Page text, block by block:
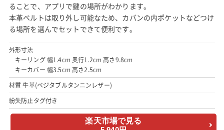
ることで、アプリで鍵の場所がわかります。
本革ベルトは取り外し可能なため、カバンの内ポケットなどつけ
る場所を選んでセットできて便利です。
外形寸法
キーリング 幅1.4cm 奥行1.2cm 高さ9.8cm
キーカバー 幅3.5cm 高さ2.5cm
材質 牛革(ベジタブルタンニンレザー)
紛失防止タグ付き
楽天市場で見る